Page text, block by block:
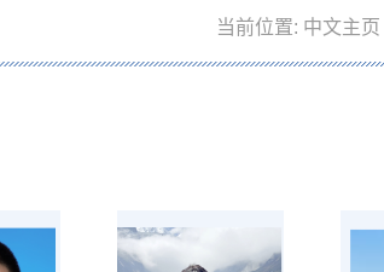
当前位置: 中文主页